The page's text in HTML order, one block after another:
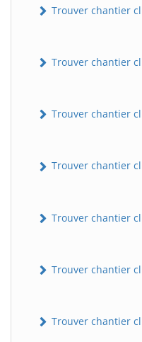
Trouver chantier
Trouver chantier
Trouver chantier
Trouver chantier
Trouver chantier
Trouver chantier
Trouver chantier